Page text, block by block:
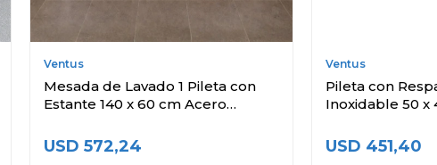
Ventus
Mesada de Lavado 1 Pileta con
Estante 140 x 60 cm Acero
USD 572,24
Ventus
Pileta con
Inoxidable 50 x
USD 451,40